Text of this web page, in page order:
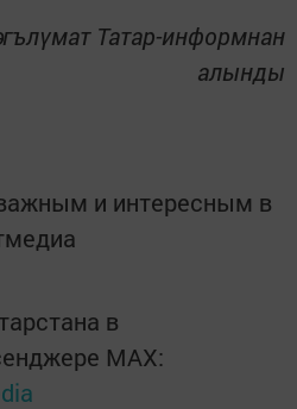
Татар-информнан
алынды
и интересным в
в
MАХ: